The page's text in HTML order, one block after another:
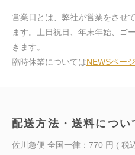
営業日とは、弊社が営業をさせ
ます。土日祝日、年末年始、ゴ
きます。
臨時休業についてはNEWSページ
配送方法・送料につい
佐川急便 全国一律：770 円 ( 税